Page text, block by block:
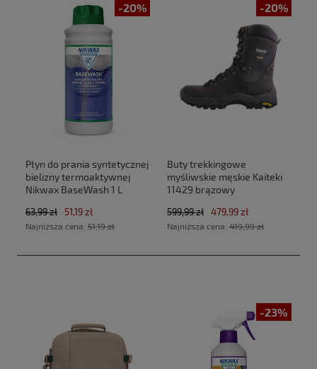
-20%
Płyn do prania syntetycznej
bielizny termoaktywnej
Nikwax BaseWash 1 L
63,99 zł 51,19 zł
Najniższa cena: 51,19 zł
-20%
Buty trekkingowe
myśliwskie męskie Kaiteki
11429 brązowy
599,99 zł 479,99 zł
Najniższa cena: 419,99 zł
-23%